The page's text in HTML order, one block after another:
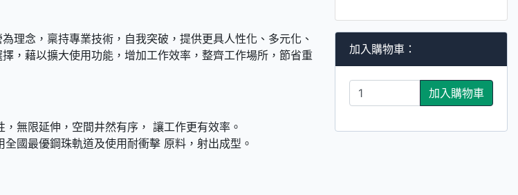
理念，稟持專業技術，自我突破，提供更具人性化、多元化、
，藉以擴大使用功能，增加工作效率，整齊工作場所，節省重
無限延伸，空間井然有序， 讓工作更有效率。
國最優鋼珠軌道及使用耐衝擊 原料，射出成型。
加入購物車：
加入購物車